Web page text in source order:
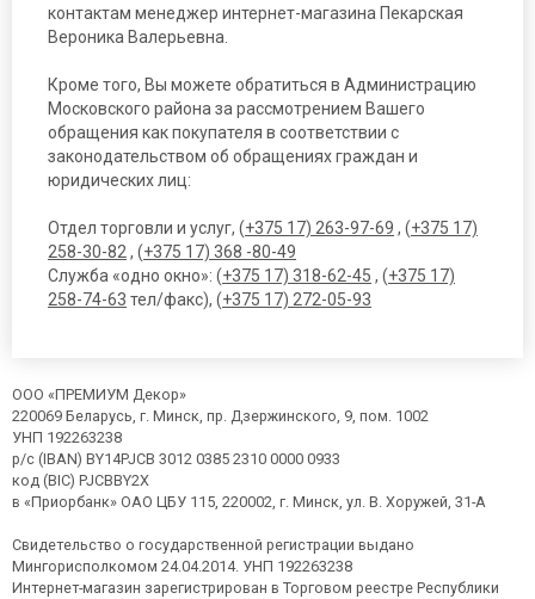
контактам менеджер интернет-магазина Пекарская
Вероника Валерьевна.
Кроме того, Вы можете обратиться в Администрацию
Московского района за рассмотрением Вашего
обращения как покупателя в соответствии с
законодательством об обращениях граждан и
юридических лиц:
Отдел торговли и услуг, (+375 17) 263-97-69 , (+375 17)
258-30-82 , (+375 17) 368 -80-49
Служба «одно окно»: (+375 17) 318-62-45 , (+375 17)
258-74-63 тел/факс), (+375 17) 272-05-93
ООО «ПРЕМИУМ Декор»
220069 Беларусь, г. Минск, пр. Дзержинского, 9, пом. 1002
УНП 192263238
р/с (IBAN) BY14PJCB 3012 0385 2310 0000 0933
код (BIC) PJCBBY2X
в «Приорбанк» ОАО ЦБУ 115, 220002, г. Минск, ул. В. Хоружей, 31-А
Свидетельство о государственной регистрации выдано
Мингорисполкомом 24.04.2014. УНП 192263238
Интернет-магазин зарегистрирован в Торговом реестре Республики